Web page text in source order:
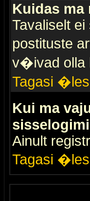
Kuidas
Tavaliselt
postituste
v�ivad olla
Tagasi �les
Kui ma
Ainult
Tagasi �les